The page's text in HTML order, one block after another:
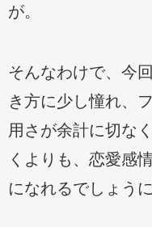
が。
そんなわけで、今
き方に少し憧れ、
用さが余計に切な
くよりも、恋愛感
になれるでしょうに